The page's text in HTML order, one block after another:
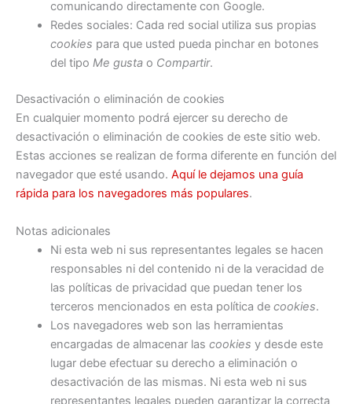
comunicando directamente con Google.
Redes sociales: Cada red social utiliza sus propias
cookies para que usted pueda pinchar en botones
del tipo Me gustao Compartir.
Desactivación o eliminación de cookies
En cualquier momento podrá ejercer su derecho de
desactivación o eliminación de cookies de este sitio web.
Estas acciones se realizan de forma diferente en función del
navegador que esté usando. Aquí le dejamos una guía
rápida para los navegadores más populares.
Notas adicionales
Ni esta web ni sus representantes legales se hacen
responsables ni del contenido ni de la veracidad de
las políticas de privacidad que puedan tener los
terceros mencionados en esta política de cookies.
Los navegadores web son las herramientas
encargadas de almacenar las cookies y desde este
lugar debe efectuar su derecho a eliminación o
desactivación de las mismas. Ni esta web ni sus
representantes legales pueden garantizar la correcta